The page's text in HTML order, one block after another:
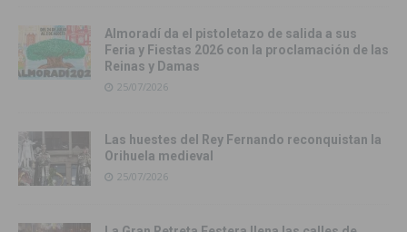
Almoradí da el pistoletazo de salida a sus
Feria y Fiestas 2026 con la proclamación de las
Reinas y Damas
25/07/2026
Las huestes del Rey Fernando reconquistan la
Orihuela medieval
25/07/2026